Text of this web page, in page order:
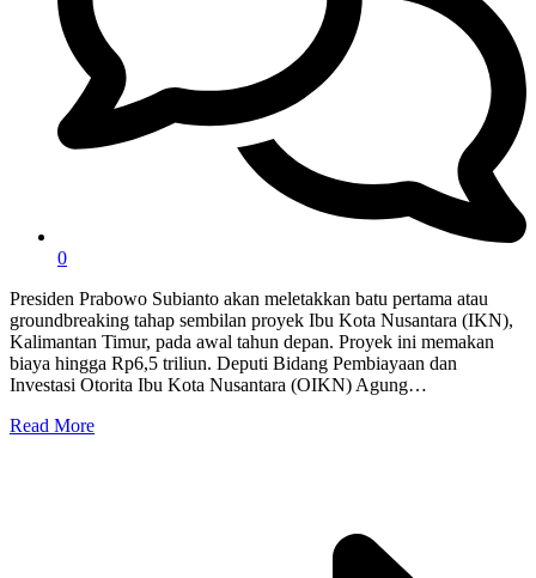
0
Presiden Prabowo Subianto akan meletakkan batu pertama atau
groundbreaking tahap sembilan proyek Ibu Kota Nusantara (IKN),
Kalimantan Timur, pada awal tahun depan. Proyek ini memakan
biaya hingga Rp6,5 triliun. Deputi Bidang Pembiayaan dan
Investasi Otorita Ibu Kota Nusantara (OIKN) Agung…
Read More